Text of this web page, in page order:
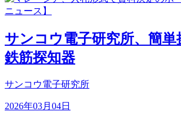
サンコウ電子研究所、簡単
鉄筋探知器
サンコウ電子研究所
2026年03月04日